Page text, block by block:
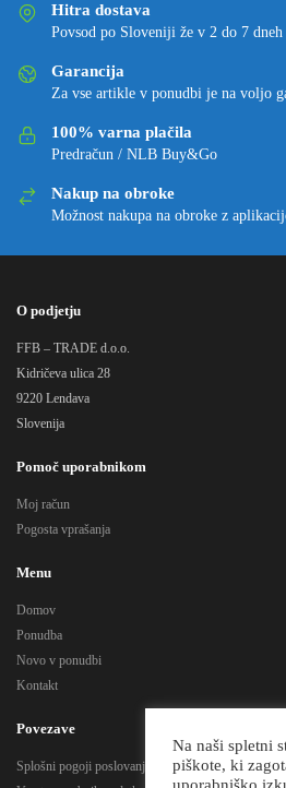
Hitra dostava
Povsod po Sloveniji že v 2 do 7 dneh
Garancija
Za vse artikle v ponudbi je na voljo
100% varna plačila
Predračun / NLB Buy&Go
Nakup na obroke
Možnost nakupa na obroke z
O podjetju
FFB – TRADE d.o.o.
Kidričeva ulica 28
9220 Lendava
Slovenija
Pomoč uporabnikom
Moj račun
Pogosta vprašanja
Menu
Domov
Ponudba
Novo v ponudbi
Kontakt
Povezave
Splošni pogoji poslovanja
Na naši spletni
piškote, ki